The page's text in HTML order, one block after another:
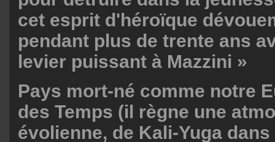
cet esprit d'héroïque
pendant plus de trente ans
levier puissant à Mazzini »
Pays mort-né comme notre
des Temps (il règne une
évolienne, de Kali-Yuga